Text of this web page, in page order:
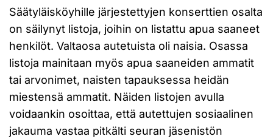
Säätyläisköyhille järjestettyjen konserttien osalta
on säilynyt listoja, joihin on listattu apua saaneet
henkilöt. Valtaosa autetuista oli naisia. Osassa
listoja mainitaan myös apua saaneiden ammatit
tai arvonimet, naisten tapauksessa heidän
miestensä ammatit. Näiden listojen avulla
voidaankin osoittaa, että autettujen sosiaalinen
jakauma vastaa pitkälti seuran jäsenistön